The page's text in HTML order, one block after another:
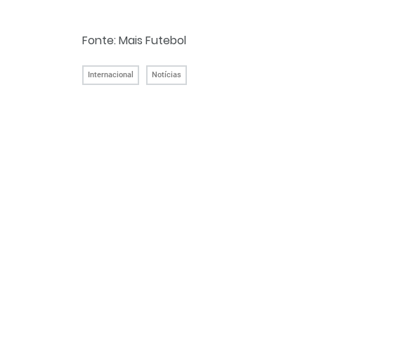
Fonte: Mais Futebol
Internacional Notícias